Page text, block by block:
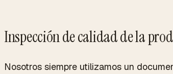
Inspección de calidad de la
Nosotros siempre utilizamos un